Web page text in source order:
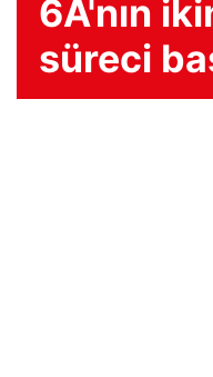
6A'nın
süreci